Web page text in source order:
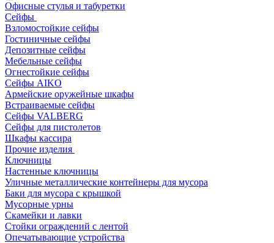
Офисные стулья и табуретки
Сейфы
Взломостойкие сейфы
Гостиничные сейфы
Депозитные сейфы
Мебельные сейфы
Огнестойкие сейфы
Сейфы AIKO
Армейские оружейные шкафы
Встраиваемые сейфы
Сейфы VALBERG
Сейфы для пистолетов
Шкафы кассира
Прочие изделия
Ключницы
Настенные ключницы
Уличные металлические контейнеры для мусора
Баки для мусора с крышкой
Мусорные урны
Скамейки и лавки
Стойки ограждений с лентой
Опечатывающие устройства